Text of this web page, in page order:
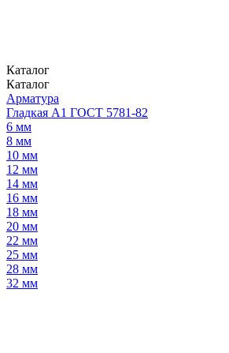
Каталог
Каталог
Арматура
Гладкая А1 ГОСТ 5781-82
6 мм
8 мм
10 мм
12 мм
14 мм
16 мм
18 мм
20 мм
22 мм
25 мм
28 мм
32 мм